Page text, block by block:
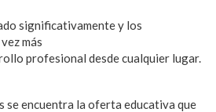
significativamente y los
más
profesional desde cualquier lugar.
se encuentra la oferta educativa que